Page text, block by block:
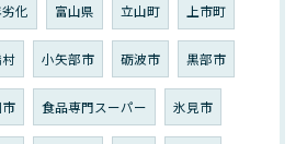
化 富山県 立山町 上市町
小矢部市 砺波市 黒部市
食品専門スーパー 氷見市